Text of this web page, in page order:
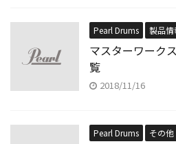
Pearl Drums 製品情
マスターワー
覧
2018/11/16
Pearl Drums その